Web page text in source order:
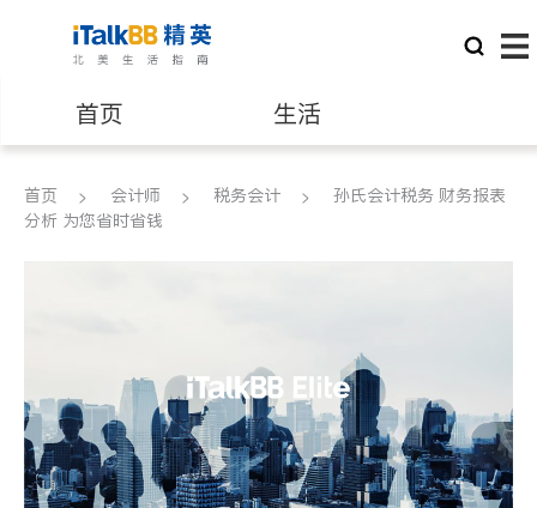
首页 生活
医生 律师
建筑装修
首页 会计师 税务会计
孙氏会计税务 财务报表
分析 为您省时省钱